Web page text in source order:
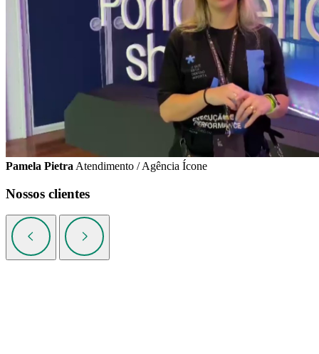
Pamela Pietra Atendimento / Agência Ícone
Nossos clientes